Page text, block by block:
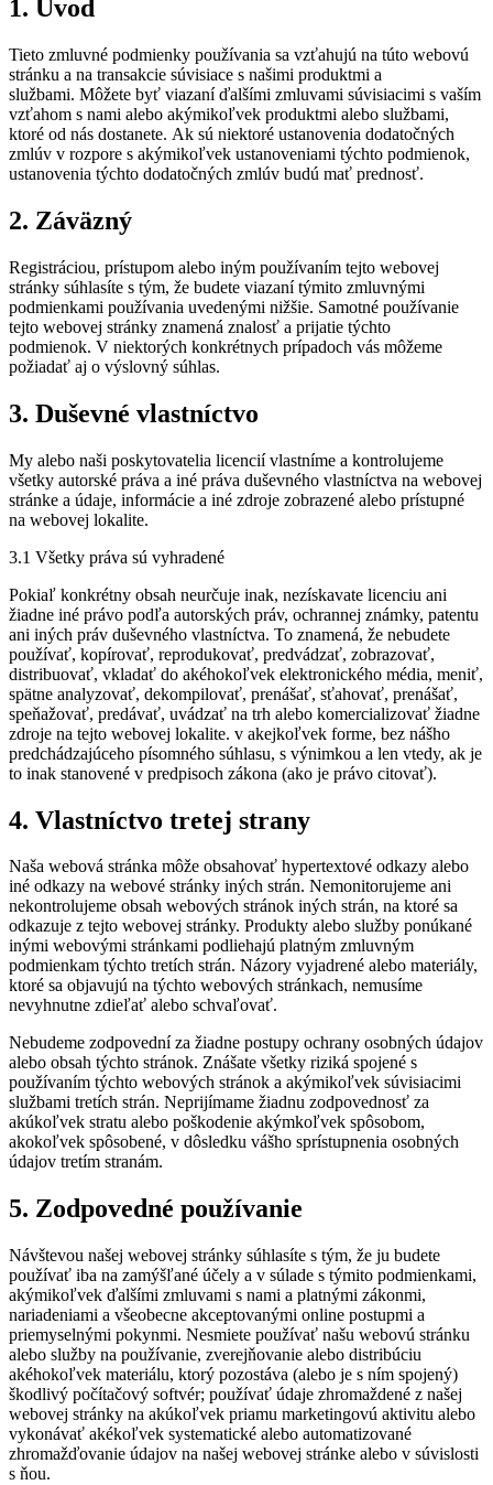
1. Úvod
Tieto zmluvné podmienky používania sa vzťahujú na túto webovú
stránku a na transakcie súvisiace s našimi produktmi a
službami. Môžete byť viazaní ďalšími zmluvami súvisiacimi s vaším
vzťahom s nami alebo akýmikoľvek produktmi alebo službami,
ktoré od nás dostanete. Ak sú niektoré ustanovenia dodatočných
zmlúv v rozpore s akýmikoľvek ustanoveniami týchto podmienok,
ustanovenia týchto dodatočných zmlúv budú mať prednosť.
2. Záväzný
Registráciou, prístupom alebo iným používaním tejto webovej
stránky súhlasíte s tým, že budete viazaní týmito zmluvnými
podmienkami používania uvedenými nižšie. Samotné používanie
tejto webovej stránky znamená znalosť a prijatie týchto
podmienok. V niektorých konkrétnych prípadoch vás môžeme
požiadať aj o výslovný súhlas.
3. Duševné vlastníctvo
My alebo naši poskytovatelia licencií vlastníme a kontrolujeme
všetky autorské práva a iné práva duševného vlastníctva na webovej
stránke a údaje, informácie a iné zdroje zobrazené alebo prístupné
na webovej lokalite.
3.1 Všetky práva sú vyhradené
Pokiaľ konkrétny obsah neurčuje inak, nezískavate licenciu ani
žiadne iné právo podľa autorských práv, ochrannej známky, patentu
ani iných práv duševného vlastníctva. To znamená, že nebudete
používať, kopírovať, reprodukovať, predvádzať, zobrazovať,
distribuovať, vkladať do akéhokoľvek elektronického média, meniť,
spätne analyzovať, dekompilovať, prenášať, sťahovať, prenášať,
speňažovať, predávať, uvádzať na trh alebo komercializovať žiadne
zdroje na tejto webovej lokalite. v akejkoľvek forme, bez nášho
predchádzajúceho písomného súhlasu, s výnimkou a len vtedy, ak je
to inak stanovené v predpisoch zákona (ako je právo citovať).
4. Vlastníctvo tretej strany
Naša webová stránka môže obsahovať hypertextové odkazy alebo
iné odkazy na webové stránky iných strán. Nemonitorujeme ani
nekontrolujeme obsah webových stránok iných strán, na ktoré sa
odkazuje z tejto webovej stránky. Produkty alebo služby ponúkané
inými webovými stránkami podliehajú platným zmluvným
podmienkam týchto tretích strán. Názory vyjadrené alebo materiály,
ktoré sa objavujú na týchto webových stránkach, nemusíme
nevyhnutne zdieľať alebo schvaľovať.
Nebudeme zodpovední za žiadne postupy ochrany osobných údajov
alebo obsah týchto stránok. Znášate všetky riziká spojené s
používaním týchto webových stránok a akýmikoľvek súvisiacimi
službami tretích strán. Neprijímame žiadnu zodpovednosť za
akúkoľvek stratu alebo poškodenie akýmkoľvek spôsobom,
akokoľvek spôsobené, v dôsledku vášho sprístupnenia osobných
údajov tretím stranám.
5. Zodpovedné používanie
Návštevou našej webovej stránky súhlasíte s tým, že ju budete
používať iba na zamýšľané účely a v súlade s týmito podmienkami,
akýmikoľvek ďalšími zmluvami s nami a platnými zákonmi,
nariadeniami a všeobecne akceptovanými online postupmi a
priemyselnými pokynmi. Nesmiete používať našu webovú stránku
alebo služby na používanie, zverejňovanie alebo distribúciu
akéhokoľvek materiálu, ktorý pozostáva (alebo je s ním spojený)
škodlivý počítačový softvér; používať údaje zhromaždené z našej
webovej stránky na akúkoľvek priamu marketingovú aktivitu alebo
vykonávať akékoľvek systematické alebo automatizované
zhromažďovanie údajov na našej webovej stránke alebo v súvislosti
s ňou.